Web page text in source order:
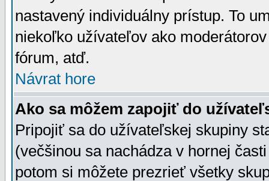
nastavený individuálny prístup. To
niekoľko užívateľov ako
fórum, atď.
Návrat hore
Ako sa môžem zapojiť do
Pripojiť sa do užívateľskej skupiny
(večšinou sa nachádza v hornej
potom si môžete prezrieť všetky